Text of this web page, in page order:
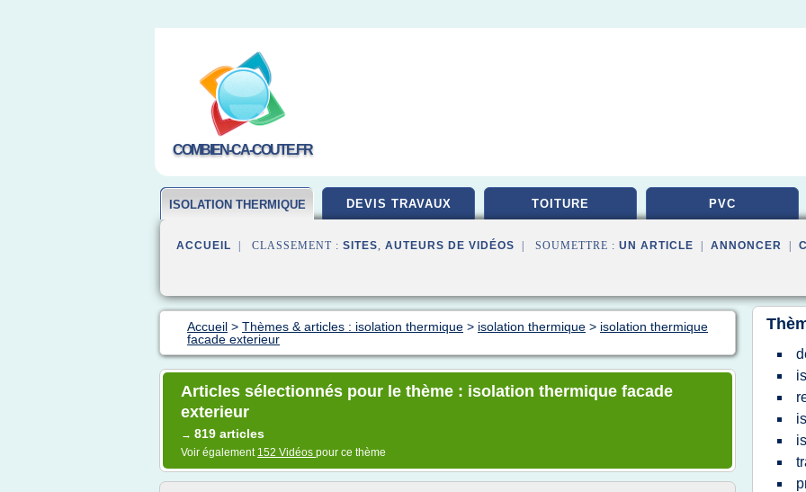
COMBIEN-CA-COUTE.FR
ISOLATION THERMIQUE DEVIS TRAVAUX TOITURE PVC
ACCUEIL | CLASSEMENT : SITES, AUTEURS DE VIDÉOS | SOUMETTRE : UN ARTICLE ANNONCER
Accueil > Thèmes & articles : isolation thermique > isolation thermique > isolation thermique
facade exterieur
Articles sélectionnés pour le thème : isolation thermique facade
exterieur
→ 819 articles
Voir également 152 Vidéos pour ce thème